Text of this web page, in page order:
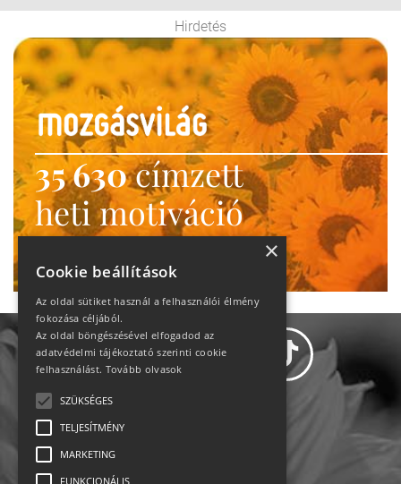
Hirdetés
35 630címzett
heti motiváció
Ne maradj le!
×
Cookie beállítások
Az oldal sütiket használ a felhasználói élmény
fokozása céljából.
Az oldal böngészésével elfogadod az
adatvédelmi tájékoztató szerinti cookie
felhasználást. Tovább olvasok
SZÜKSÉGES
TELJESÍTMÉNY
MARKETING
FUNKCIONÁLIS